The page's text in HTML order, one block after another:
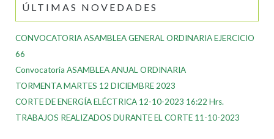
ÚLTIMAS NOVEDADES
CONVOCATORIA ASAMBLEA GENERAL ORDINARIA EJERCICIO
66
Convocatoria ASAMBLEA ANUAL ORDINARIA
TORMENTA MARTES 12 DICIEMBRE 2023
CORTE DE ENERGÍA ELÉCTRICA 12-10-2023 16:22 Hrs.
TRABAJOS REALIZADOS DURANTE EL CORTE 11-10-2023